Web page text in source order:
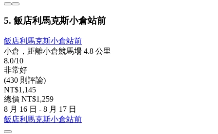
5. 飯店利馬克斯小倉站前
飯店利馬克斯小倉站前
小倉，距離小倉競馬場 4.8 公里
8.0/10
非常好
(430 則評論)
NT$1,145
總價 NT$1,259
8 月 16 日 - 8 月 17 日
飯店利馬克斯小倉站前